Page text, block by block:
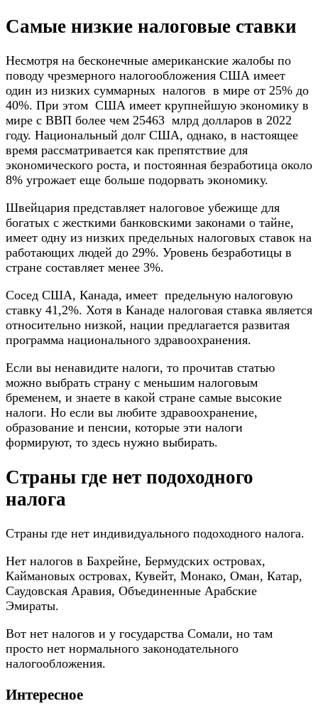
Самые низкие налоговые ставки
Несмотря на бесконечные американские жалобы по
поводу чрезмерного налогообложения США имеет
один из низких суммарных налогов в мире от 25% до
40%. При этом США имеет крупнейшую экономику в
мире с ВВП более чем 25463 млрд долларов в 2022
году. Национальный долг США, однако, в настоящее
время рассматривается как препятствие для
экономического роста, и постоянная безработица около
8% угрожает еще больше подорвать экономику.
Швейцария представляет налоговое убежище для
богатых с жесткими банковскими законами о тайне,
имеет одну из низких предельных налоговых ставок на
работающих людей до 29%. Уровень безработицы в
стране составляет менее 3%.
Сосед США, Канада, имеет предельную налоговую
ставку 41,2%. Хотя в Канаде налоговая ставка является
относительно низкой, нации предлагается развитая
программа национального здравоохранения.
Если вы ненавидите налоги, то прочитав статью
можно выбрать страну с меньшим налоговым
бременем, и знаете в какой стране самые высокие
налоги. Но если вы любите здравоохранение,
образование и пенсии, которые эти налоги
формируют, то здесь нужно выбирать.
Страны где нет подоходного
налога
Страны где нет индивидуального подоходного налога.
Нет налогов в Бахрейне, Бермудских островах,
Каймановых островах, Кувейт, Монако, Оман, Катар,
Саудовская Аравия, Объединенные Арабские
Эмираты.
Вот нет налогов и у государства Сомали, но там
просто нет нормального законодательного
налогообложения.
Интересное